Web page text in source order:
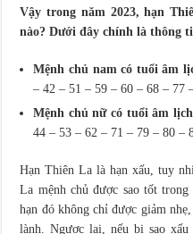
Vậy trong năm 2023, hạn
nào? Dưới đây chính là thông
Mệnh chủ nam có tuổi âm
– 42 – 51 – 59 – 60 – 68 – 77
Mệnh chủ nữ có tuổi âm
44 – 53 – 62 – 71 – 79 – 80 –
Hạn Thiên La là hạn xấu, tuy
La mệnh chủ được sao tốt
hạn đó không chỉ được giảm
lành. Ngược lại, nếu bị sao